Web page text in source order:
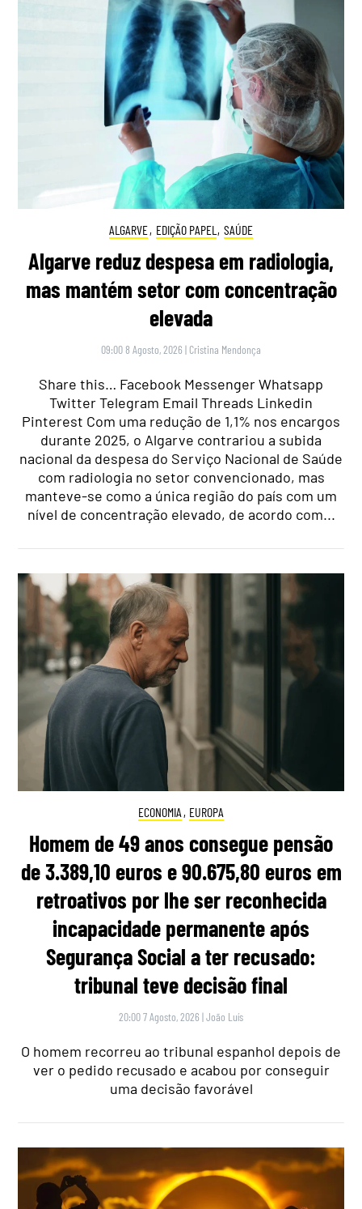
ALGARVE, EDIÇÃO PAPEL , SAÚDE
Algarve reduz despesa em radiologia,
mas mantém setor com concentração
elevada
09:00 8 Agosto, 2026 | Cristina Mendonça
Share this… Facebook Messenger Whatsapp
Twitter Telegram Email Threads Linkedin
Pinterest Com uma redução de 1,1% nos encargos
durante 2025, o Algarve contrariou a subida
nacional da despesa do Serviço Nacional de Saúde
com radiologia no setor convencionado, mas
manteve-se como a única região do país com um
nível de concentração elevado, de acordo com...
ECONOMIA , EUROPA
Homem de 49 anos consegue pensão
de 3.389,10 euros e 90.675,80 euros em
retroativos por lhe ser reconhecida
incapacidade permanente após
Segurança Social a ter recusado:
tribunal teve decisão final
20:00 7 Agosto, 2026 |João Luís
O homem recorreu ao tribunal espanhol depois de
ver o pedido recusado e acabou por conseguir
uma decisão favorável